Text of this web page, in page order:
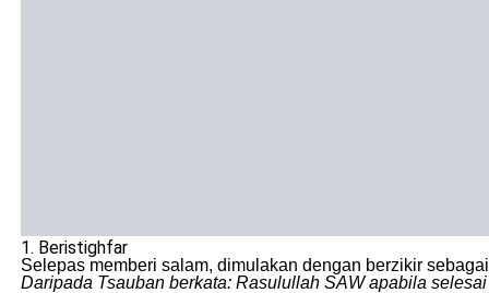
1. Beristighfar
Selepas memberi salam, dimulakan dengan berzikir
Daripada Tsauban berkata: Rasulullah SAW apabila